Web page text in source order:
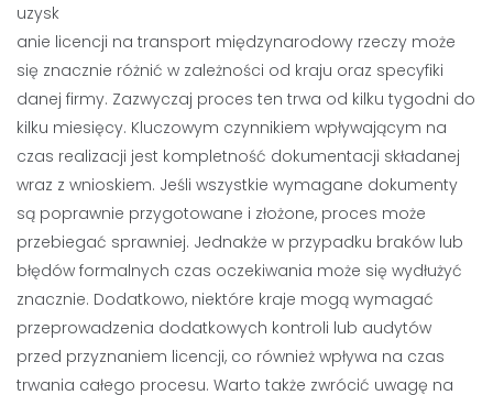
uzysk
anie licencji na transport międzynarodowy rzeczy może
się znacznie różnić w zależności od kraju oraz specyfiki
danej firmy. Zazwyczaj proces ten trwa od kilku tygodni do
kilku miesięcy. Kluczowym czynnikiem wpływającym na
czas realizacji jest kompletność dokumentacji składanej
wraz z wnioskiem. Jeśli wszystkie wymagane dokumenty
są poprawnie przygotowane i złożone, proces może
przebiegać sprawniej. Jednakże w przypadku braków lub
błędów formalnych czas oczekiwania może się wydłużyć
znacznie. Dodatkowo, niektóre kraje mogą wymagać
przeprowadzenia dodatkowych kontroli lub audytów
przed przyznaniem licencji, co również wpływa na czas
trwania całego procesu. Warto także zwrócić uwagę na